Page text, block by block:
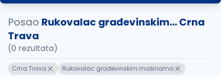
Posao Rukovalac građevinskim... Crna
Trava
(0 rezultata)
Crna Trava Rukovalac građevinskim mašinama